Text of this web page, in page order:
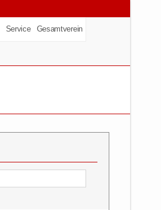
Service Gesamtverein